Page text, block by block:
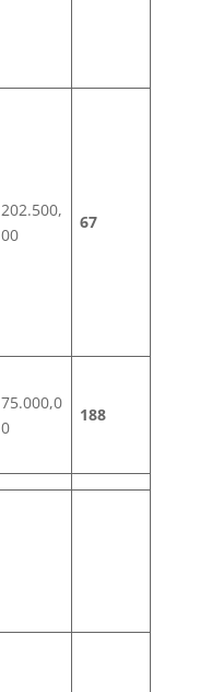
202.500,
00
67
75.000,0
0
188